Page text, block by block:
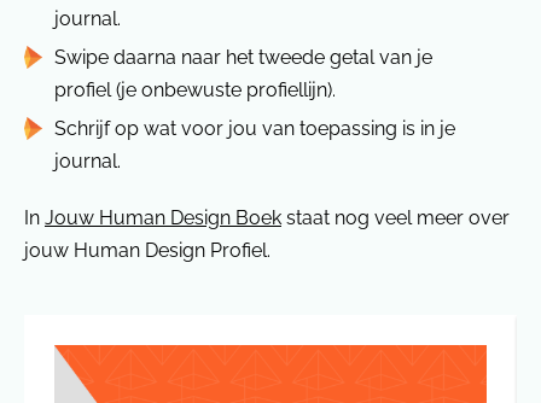
journal.
Swipe daarna naar het tweede getal van je
profiel (je onbewuste profiellijn).
Schrijf op wat voor jou van toepassing is in je
journal.
In Jouw Human Design Boek staat nog veel meer over
jouw Human Design Profiel.